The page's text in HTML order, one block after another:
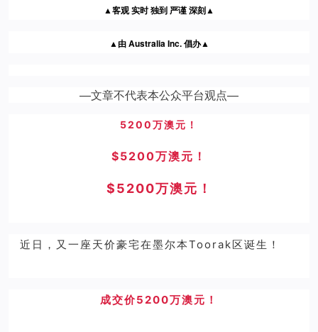
▲客观 实时 独到 严谨 深刻▲
▲由 Australia Inc. 倡办▲
—文章不代表本公众平台观点—
5200万澳元！
$5200万澳元！
$5200万澳元！
近日，又一座天价豪宅在墨尔本Toorak区诞生！
成交价5200万澳元！